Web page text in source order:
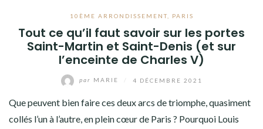
10ÈME ARRONDISSEMENT, PARIS
Tout ce qu’il faut savoir sur les portes
Saint-Martin et Saint-Denis (et sur
l’enceinte de Charles V)
par MARIE 4 DÉCEMBRE 2021
Que peuvent bien faire ces deux arcs de triomphe, quasiment
collés l’un à l’autre, en plein cœur de Paris ? Pourquoi Louis